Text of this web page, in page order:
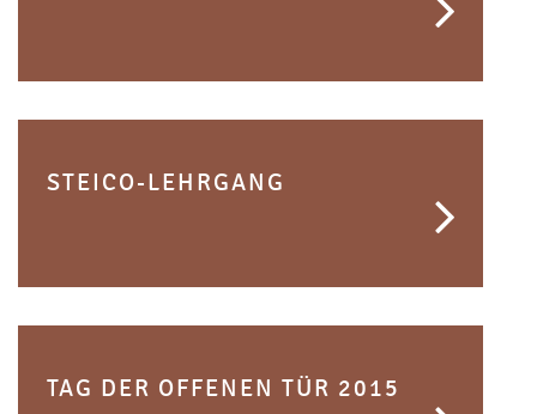
STEICO-LEHRGANG
TAG DER OFFENEN TÜR 2015